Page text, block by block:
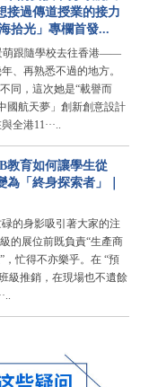
接過傳道授業的接力
拾光」專欄首發...
萌跟隨學校去往香港——
、再熟悉不過的地方。
同，這次她是“載譽而
國航天夢」創新創意設計
全港11···..
教育如何讓學生從
為「終身探索者」｜
的身影吸引著大家的注
的展位前既負責“生產商
，忙得不亦樂乎。在 “預
級推銷，在現場也不遺餘